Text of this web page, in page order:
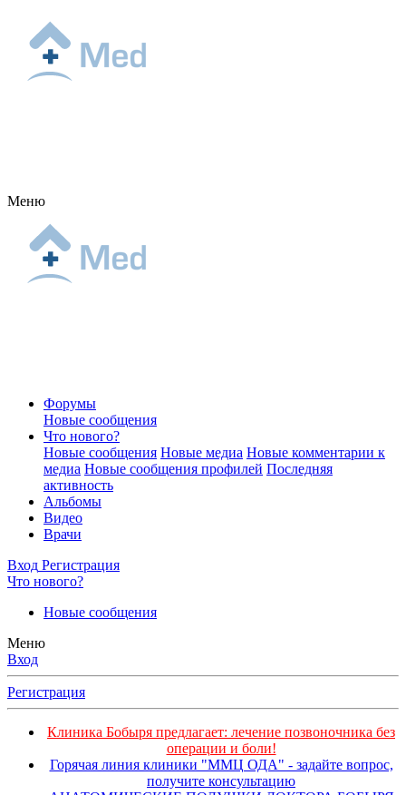
Меню
Форумы
Новые сообщения
Что нового?
Новые сообщения Новые медиа Новые комментарии к
медиа Новые сообщения профилей Последняя
активность
Альбомы
Видео
Врачи
Вход Регистрация
Что нового?
Новые сообщения
Меню
Вход
Регистрация
Клиника Бобыря предлагает: лечение позвоночника без
операции и боли!
Горячая линия клиники "ММЦ ОДА" - задайте вопрос,
получите консультацию